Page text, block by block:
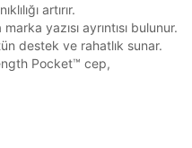
artırır.
yazısı ayrıntısı bulunur.
destek ve rahatlık sunar.
Pocket™ cep,
Satış Giyim ve
yer alan
özel pazarlanması ve
pazarlama
faaliyeti